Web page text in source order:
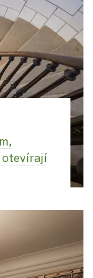
otevírají